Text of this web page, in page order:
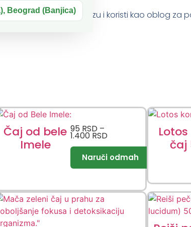
Beograd (Banjica)
masa nanosi na gazu i koristi kao oblog za
Čaj od bele
Imele
95 RSD –
1.400 RSD
čaj